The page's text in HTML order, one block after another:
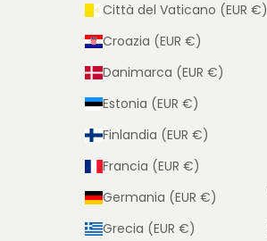
Città del Vaticano (EUR €)
Croazia (EUR €)
Danimarca (EUR €)
Estonia (EUR €)
Finlandia (EUR €)
Francia (EUR €)
Germania (EUR €)
Grecia (EUR €)